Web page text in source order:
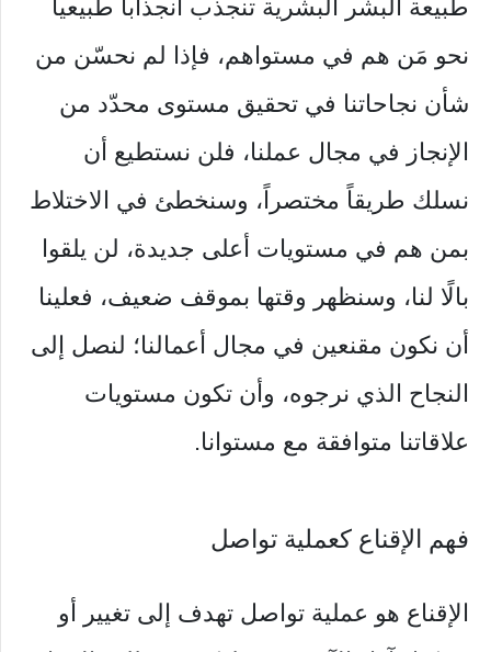
طبيعة البشر البشرية تنجذب انجذاباً طبيعياً
نحو مَن هم في مستواهم، فإذا لم نحسّن من
شأن نجاحاتنا في تحقيق مستوى محدّد من
الإنجاز في مجال عملنا، فلن نستطيع أن
نسلك طريقاً مختصراً، وسنخطئ في الاختلاط
بمن هم في مستويات أعلى جديدة، لن يلقوا
بالًا لنا، وسنظهر وقتها بموقف ضعيف، فعلينا
أن نكون مقنعين في مجال أعمالنا؛ لنصل إلى
النجاح الذي نرجوه، وأن تكون مستويات
علاقاتنا متوافقة مع مستوانا.
فهم الإقناع كعملية تواصل
الإقناع هو عملية تواصل تهدف إلى تغيير أو